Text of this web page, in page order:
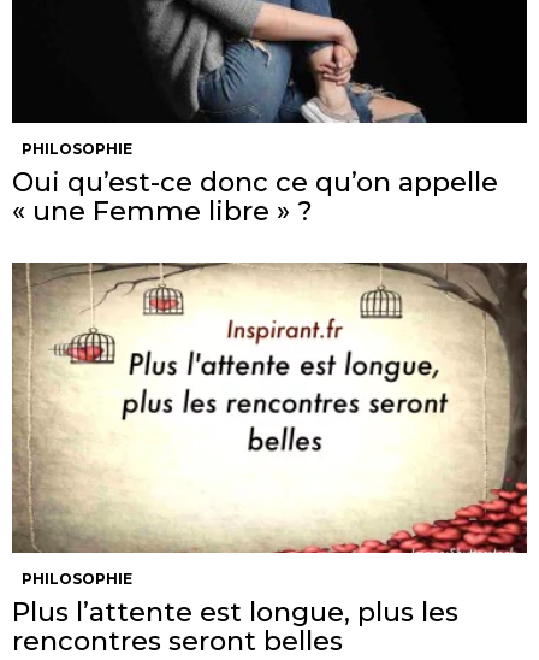
PHILOSOPHIE
Oui qu’est-ce donc ce qu’on appelle
« une Femme libre » ?
PHILOSOPHIE
Plus l’attente est longue, plus les
rencontres seront belles